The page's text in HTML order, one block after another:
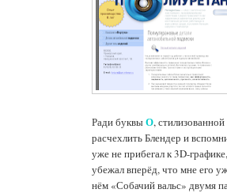
Ради буквыО,
расчехлить Блендер и
уже не прибегал к 3D-
убежал вперёд, что мне его
нём «Собачий вальс» двумя